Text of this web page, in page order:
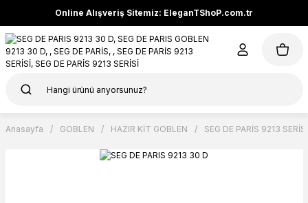
Online Alışveriş Sitemiz: EleganTShoP.com.tr
Anasayfa GOBLEN HAZIR KİT GOBLEN SEG DE PARİS 9213 SERİSİ